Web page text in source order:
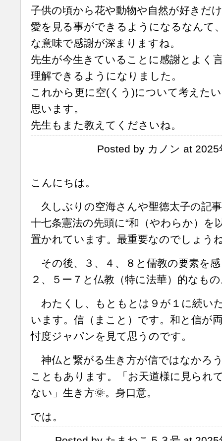
子供の頃から花や動物や自然が好きだ
愛を見る事ができるようになるなんて
な意味で感謝が深まりますね。
先生が今生きていることに感謝とよく
理解できるようになりました。
これから更に空(くう)について考えた
思います。
先生もまた教えてくださいね。
Posted by カノン at
こんにちは。
久しぶりの空海さんや聖徳太子の記
十七条憲法の先頭に“和（やわらか）を
置かれています。最重要なのでしょう
その後、３、４、８と儒教の要素を
２、５ー７と仏教（特に法華）的なも
わたくし、もともとは９が１に続い
います。信（まこと）です。和と信が
忖度ジャパンを見て思うのです。
神仏と繋がる生き方が信ではなかろ
こともあります。「お天道様に見られ
ない」生き方🌞。身口意。
では。